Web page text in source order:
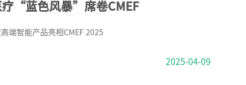
疗“蓝色风暴”席卷CMEF
端智能产品亮相CMEF 2025
2025-04-09